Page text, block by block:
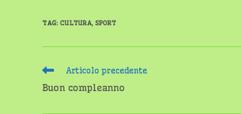
TAG: CULTURA, SPORT
Leggi
articoli
Articolo precedente
Buon compleanno